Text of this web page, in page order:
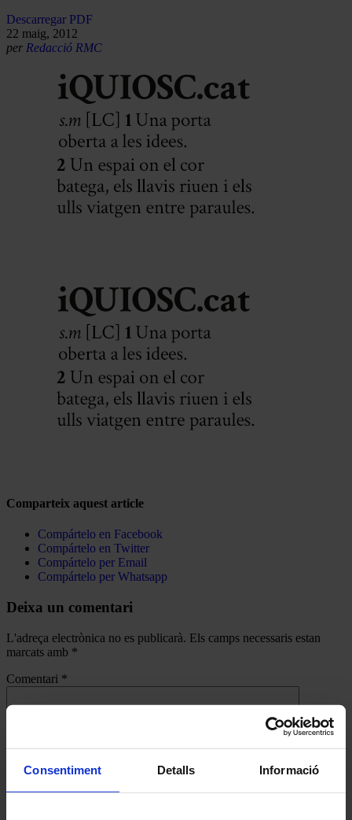
Consentiment Detalls Informació
Descarregar PDF
22 maig, 2012
per Redacció RMC
Comparteix aquest article
Compártelo en Facebook
Compártelo en Twitter
Compártelo per Email
Compártelo per Whatsapp
Deixa un comentari
L'adreça electrònica no es publicarà. Els camps necessaris estan
marcats amb *
Comentari *